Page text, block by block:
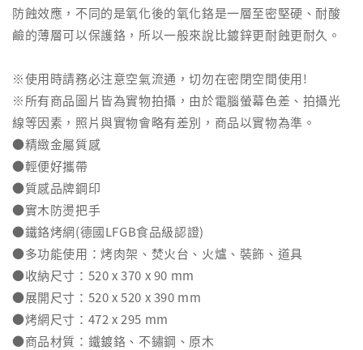
防蝕效應，不同的是氧化後的氧化鉻是一層至密堅硬、耐酸
鹼的薄層可以保護鉻，所以一般來說比鍍鋅更耐蝕更耐久。
※使用時請務必注意空氣流通，切勿在密閉空間使用!
※所有商品圖片皆為實物拍攝，由於電腦螢幕色差、拍攝光
線等因素，照片與實物會略有差別，商品以實物為準。
●精緻金屬質感
●輕便好攜帶
●質感品牌鋼印
●實木防燙把手
●鐵鉻烤網(德國LFGB食品級認證)
●多功能使用：烤肉架、焚火台、火爐、裝飾、道具
●收納尺寸：520 x 370 x 90 mm
●展開尺寸：520 x 520 x 390 mm
●烤網尺寸：472 x 295 mm
●商品材質：鐵鍍鉻、不鏽鋼、原木